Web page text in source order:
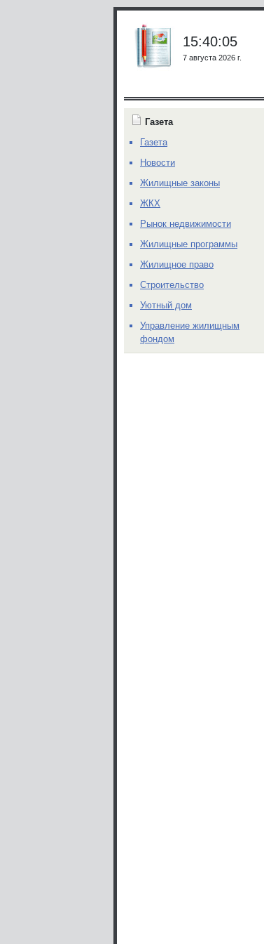
15:40:05
7 августа 2026 г.
Газета
Газета
Новости
Жилищные законы
ЖКХ
Рынок недвижимости
Жилищные программы
Жилищное право
Строительство
Уютный дом
Управление жилищным
фондом